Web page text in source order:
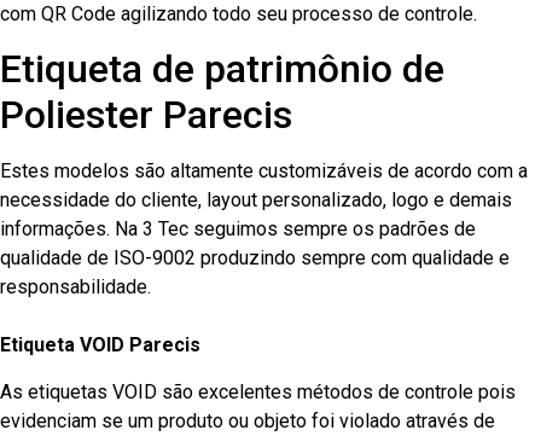
com QR Code agilizando todo seu processo de controle.
Etiqueta de patrimônio de
Poliester Parecis
Estes modelos são altamente customizáveis de acordo com a
necessidade do cliente, layout personalizado, logo e demais
informações. Na 3 Tec seguimos sempre os padrões de
qualidade de ISO-9002 produzindo sempre com qualidade e
responsabilidade.
Etiqueta VOID Parecis
As etiquetas VOID são excelentes métodos de controle pois
evidenciam se um produto ou objeto foi violado através de